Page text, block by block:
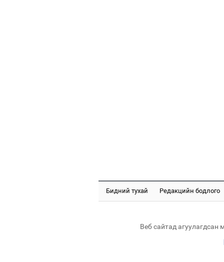
Бидний тухай Редакцийн бодлого
Веб сайтад агуулагдсан